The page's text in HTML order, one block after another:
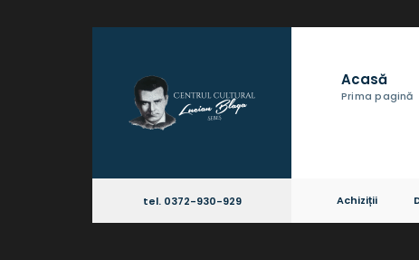
Acasă
Prima pagină
tel. 0372-930-929 Achiziții